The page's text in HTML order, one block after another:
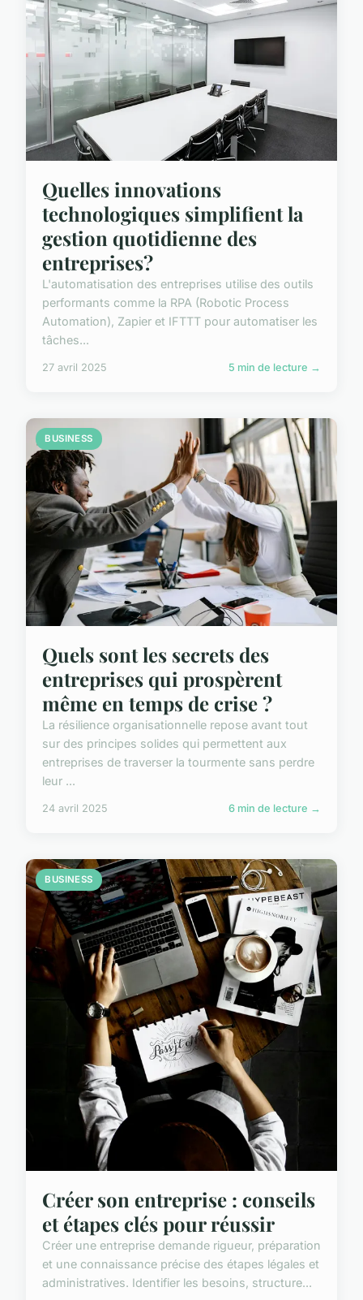
Quelles innovations
technologiques simplifient la
gestion quotidienne des
entreprises?
L'automatisation des entreprises utilise des outils
performants comme la RPA (Robotic Process
Automation), Zapier et IFTTT pour automatiser les
tâches...
27 avril 2025 5 min de lecture →
BUSINESS
Quels sont les secrets des
entreprises qui prospèrent
même en temps de crise ?
La résilience organisationnelle repose avant tout
sur des principes solides qui permettent aux
entreprises de traverser la tourmente sans perdre
leur ...
24 avril 2025 6 min de lecture →
BUSINESS
Créer son entreprise : conseils
et étapes clés pour réussir
Créer une entreprise demande rigueur, préparation
et une connaissance précise des étapes légales et
administratives. Identifier les besoins, structure...